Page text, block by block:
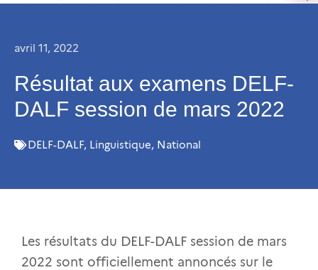
avril 11, 2022
Résultat aux examens DELF-
DALF session de mars 2022
DELF-DALF, Linguistique, National
Les résultats du DELF-DALF session de mars
2022 sont officiellement annoncés sur le